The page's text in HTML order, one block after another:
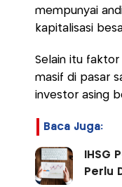
mempunyai
kapitalisasi
Selain itu faktor
masif di pasar
investor asing
Baca Juga:
IHSG
Perlu